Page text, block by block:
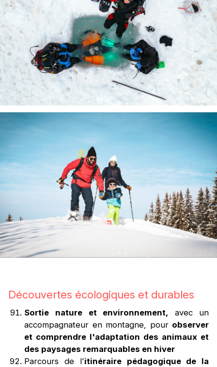
Découvertes écologiques et durables
Sortie nature et environnement, avec un
accompagnateur en montagne, pour observer
et comprendre l'adaptation des animaux et
des paysages remarquables en hiver
Parcours de l'itinéraire pédagogique de la